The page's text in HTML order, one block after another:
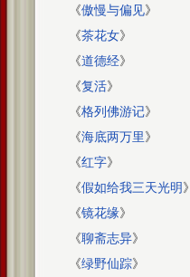
《傲慢与偏见》
《茶花女》
《道德经》
《复活》
《格列佛游记》
《海底两万里》
《红字》
《假如给我三天光明》
《镜花缘》
《聊斋志异》
《绿野仙踪》